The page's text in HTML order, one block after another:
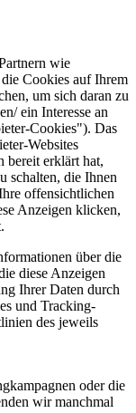
wie
Cookies auf Ihrem
um sich daran zu
ein Interesse an
Cookies"). Das
Websites
bereit erklärt hat,
schalten, die Ihnen
offensichtlichen
Anzeigen klicken,
über die
diese Anzeigen
Ihrer Daten durch
und Tracking-
des jeweils
oder die
wir manchmal